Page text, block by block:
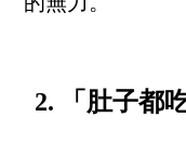
2. 「肚子都